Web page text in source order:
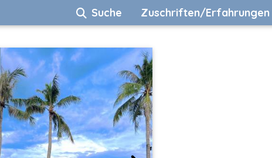
Suche Zuschriften/Erfahrungen